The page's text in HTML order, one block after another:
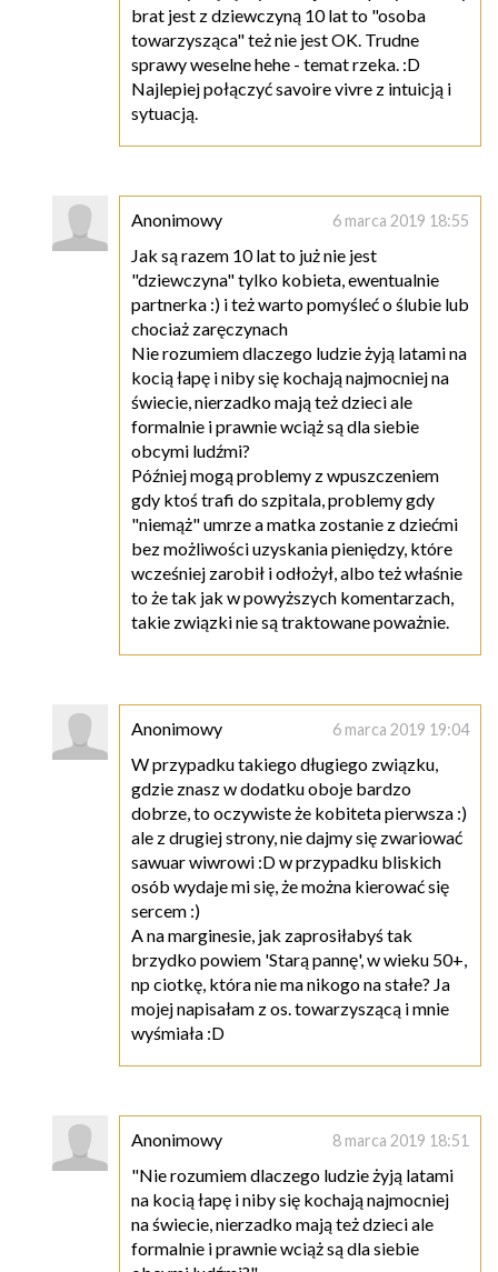
brat jest z dziewczyną 10 lat to "osoba
towarzysząca" też nie jest OK. Trudne
sprawy weselne hehe - temat rzeka. :D
Najlepiej połączyć savoire vivre z intuicją i
sytuacją.
Anonimowy 6 marca 2019 18:55
Jak są razem 10 lat to już nie jest
"dziewczyna" tylko kobieta, ewentualnie
partnerka :) i też warto pomyśleć o ślubie lub
chociaż zaręczynach
Nie rozumiem dlaczego ludzie żyją latami na
kocią łapę i niby się kochają najmocniej na
świecie, nierzadko mają też dzieci ale
formalnie i prawnie wciąż są dla siebie
obcymi ludźmi?
Później mogą problemy z wpuszczeniem
gdy ktoś trafi do szpitala, problemy gdy
"niemąż" umrze a matka zostanie z dziećmi
bez możliwości uzyskania pieniędzy, które
wcześniej zarobił i odłożył, albo też właśnie
to że tak jak w powyższych komentarzach,
takie związki nie są traktowane poważnie.
Anonimowy 6 marca 2019 19:04
W przypadku takiego długiego związku,
gdzie znasz w dodatku oboje bardzo
dobrze, to oczywiste że kobiteta pierwsza :)
ale z drugiej strony, nie dajmy się zwariować
sawuar wiwrowi :D w przypadku bliskich
osób wydaje mi się, że można kierować się
sercem :)
A na marginesie, jak zaprosiłabyś tak
brzydko powiem 'Starą pannę', w wieku 50+,
np ciotkę, która nie ma nikogo na stałe? Ja
mojej napisałam z os. towarzyszącą i mnie
wyśmiała :D
Anonimowy 8 marca 2019 18:51
"Nie rozumiem dlaczego ludzie żyją latami
na kocią łapę i niby się kochają najmocniej
na świecie, nierzadko mają też dzieci ale
formalnie i prawnie wciąż są dla siebie